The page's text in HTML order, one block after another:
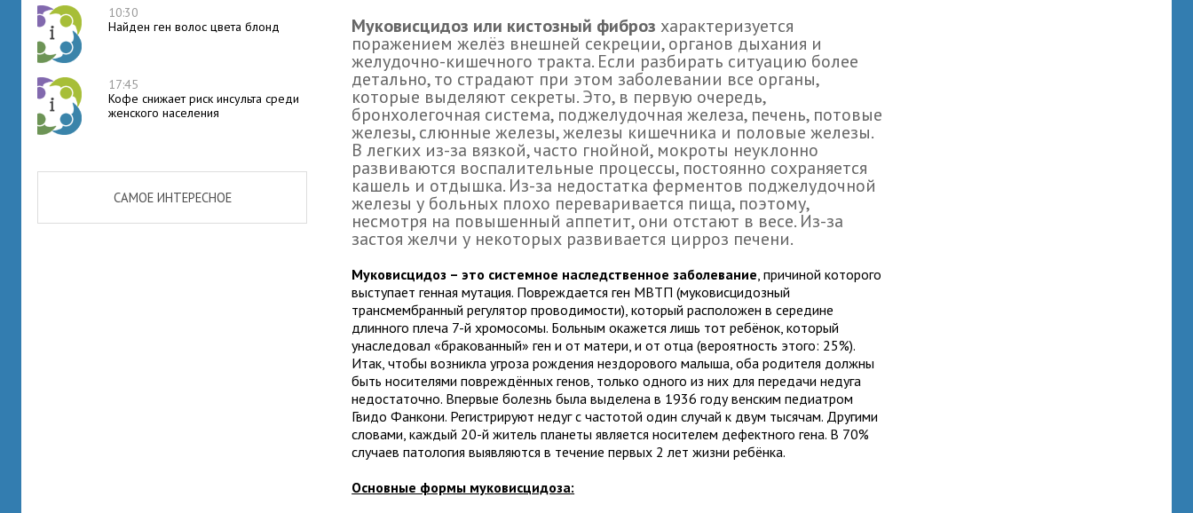
10:30
Найден ген волос цвета блонд
17:45
Кофе снижает риск инсульта среди
женского населения
САМОЕ ИНТЕРЕСНОЕ
Муковисцидоз или кистозный фиброз характеризуется
поражением желёз внешней секреции, органов дыхания и
желудочно-кишечного тракта. Если разбирать ситуацию более
детально, то страдают при этом заболевании все органы,
которые выделяют секреты. Это, в первую очередь,
бронхолегочная система, поджелудочная железа, печень, потовые
железы, слюнные железы, железы кишечника и половые железы.
В легких из-за вязкой, часто гнойной, мокроты неуклонно
развиваются воспалительные процессы, постоянно сохраняется
кашель и отдышка. Из-за недостатка ферментов поджелудочной
железы у больных плохо переваривается пища, поэтому,
несмотря на повышенный аппетит, они отстают в весе. Из-за
застоя желчи у некоторых развивается цирроз печени.
Муковисцидоз – это системное наследственное заболевание, причиной которого
выступает генная мутация. Повреждается ген МВТП (муковисцидозный
трансмембранный регулятор проводимости), который расположен в середине
длинного плеча 7-й хромосомы. Больным окажется лишь тот ребёнок, который
унаследовал «бракованный» ген и от матери, и от отца (вероятность этого: 25%).
Итак, чтобы возникла угроза рождения нездорового малыша, оба родителя должны
быть носителями повреждённых генов, только одного из них для передачи недуга
недостаточно. Впервые болезнь была выделена в 1936 году венским педиатром
Гвидо Фанкони. Регистрируют недуг с частотой один случай к двум тысячам. Другими
словами, каждый 20-й житель планеты является носителем дефектного гена. В 70%
случаев патология выявляются в течение первых 2 лет жизни ребёнка.
Основные формы муковисцидоза: